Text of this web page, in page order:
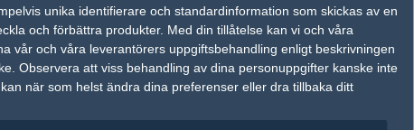
unika identifierare och standardinformation som skickas av en
och förbättra produkter. Med din tillåtelse kan vi och våra
vår och våra leverantörers uppgiftsbehandling enligt beskrivningen
Observera att viss behandling av dina personuppgifter kanske inte
när som helst ändra dina preferenser eller dra tillbaka ditt
så som t.ex. användarnamn. Cookies sparas även när man deltar i
stänga av cookies i din webbläsares inställningar eller välja att inte
kommunikation som trädde i kraft 25 juli 2003.